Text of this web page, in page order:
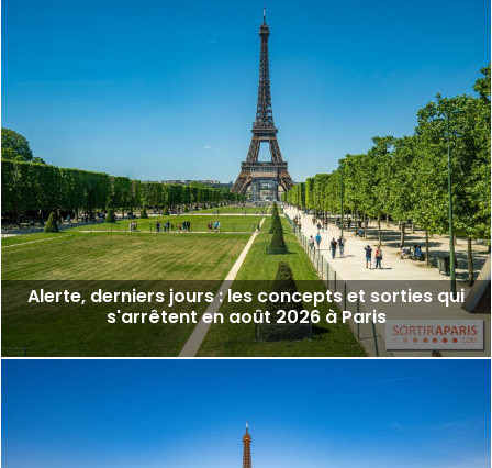
Alerte, derniers jours : les concepts et sorties qui
s'arrêtent en août 2026 à Paris